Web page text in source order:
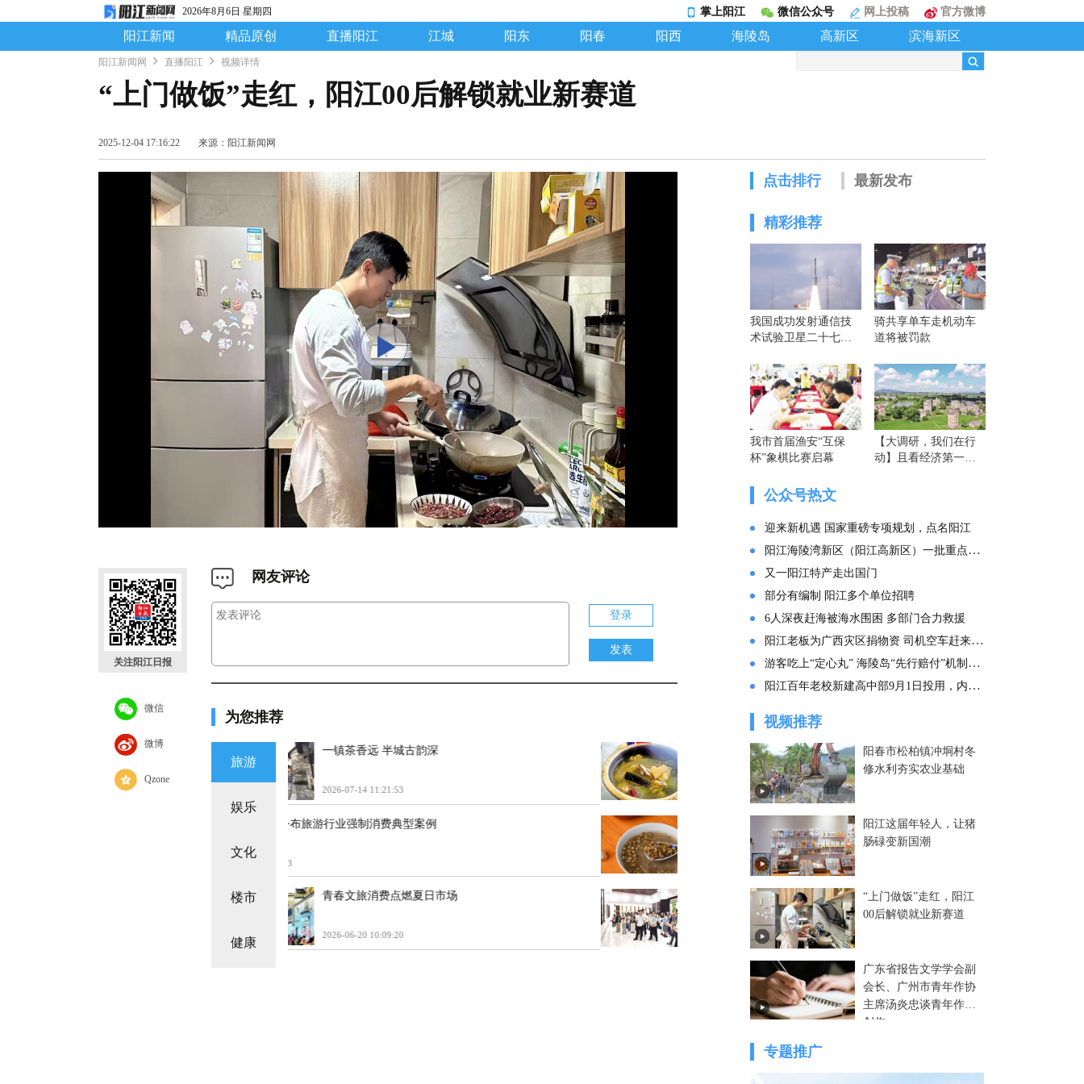
2026年8月6日 星期四 掌上阳江 微信公众号 网上投稿 官方微博
阳江新闻 精品原创 直播阳江 江城 阳东 阳春 阳西 海陵岛 高新区 滨海新区
阳江新闻网 直播阳江 视频详情
“上门做饭”走红，阳江00后解锁就业新赛道
2025-12-04 17:16:22 来源：阳江新闻网
Play
Video
关注阳江日报
微信
微博
Qzone
网友评论
登录
发表
为您推荐
旅游
娱乐
文化
楼市
健康
一镇茶香远 半城古韵深
2026-07-14 11:21:53
文化和旅游部公布旅游行业强制消费典型案例
2026-07-14 11:21:53
青春文旅消费点燃夏日市场
2026-06-20 10:09:20
点击排行 最新发布
精彩推荐
我国成功发射通信技
术试验卫星二十七号
骑共享单车走机动车
道将被罚款
我市首届渔安“互保
杯”象棋比赛启幕
【大调研，我们在行
动】且看经济第一大
公众号热文
迎来新机遇 国家重磅专项规划，点名阳江
阳江海陵湾新区（阳江高新区）一批重点项目集中投产
又一阳江特产走出国门
部分有编制 阳江多个单位招聘
6人深夜赶海被海水围困 多部门合力救援
阳江老板为广西灾区捐物资 司机空车赶来：“免费拉！”
游客吃上“定心丸” 海陵岛“先行赔付”机制来了
阳江百年老校新建高中部9月1日投用，内部环境曝光
视频推荐
阳春市松柏镇冲垌村冬
修水利夯实农业基础
阳江这届年轻人，让猪
肠碌变新国潮
“上门做饭”走红，阳江
00后解锁就业新赛道
广东省报告文学学会副
会长、广州市青年作协
主席汤炎忠谈青年作家
创作
专题推广